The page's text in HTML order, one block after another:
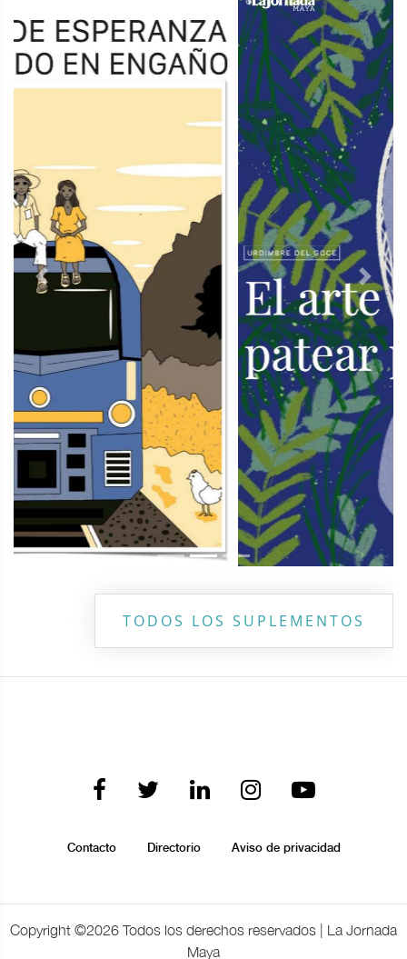
Previous Next
TODOS LOS SUPLEMENTOS
Contacto Directorio Aviso de privacidad
Copyright ©2026 Todos los derechos reservados | La Jornada
Maya